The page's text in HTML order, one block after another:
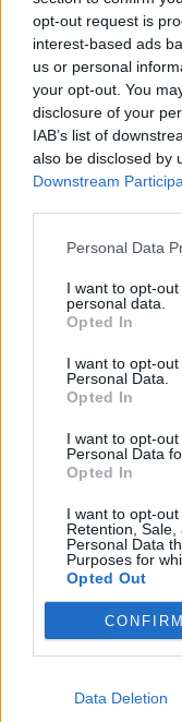
opt-out request is
interest-based ads
us or personal
your opt-out. You
disclosure of your
IAB’s list of
also be disclosed by
Downstream
Personal Data
I want to opt-
personal data.
Opted In
I want to opt-
Personal Data.
Opted In
I want to opt-
Personal Data
Opted In
I want to opt-out
Retention,
Personal Data
Purposes for
Opted Out
CONFIRM
Data Deletion
Mélangez tous ces
ingrédients: Miel,
de soude jusqu’à
combinaison
Mettez le